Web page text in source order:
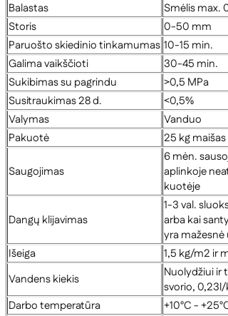
Balastas
Smėlis max.
Storis
0-50 mm
Paruošto skiedinio tinkamumas 10-15 min.
Galima vaikščioti
30-45 min.
Sukibimas su pagrindu
>0,5 MPa
Susitraukimas 28 d.
<0,5%
Valymas
Vanduo
Pakuotė
25 kg maišas
Saugojimas
6 mėn.
aplinkoje
kuotėje
Dangų klijavimas
1-3 val.
arba kai
yra mažesnė
Išeiga
1,5 kg/m2 ir
Vandens kiekis
Nuolydžiui ir
svorio,
Darbo temperatūra
+10°C -